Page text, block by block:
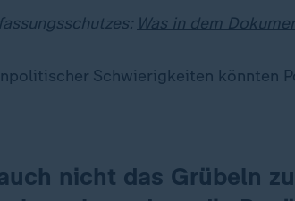
Was in dem
Schwierigkeiten könnten
nicht das Grübeln